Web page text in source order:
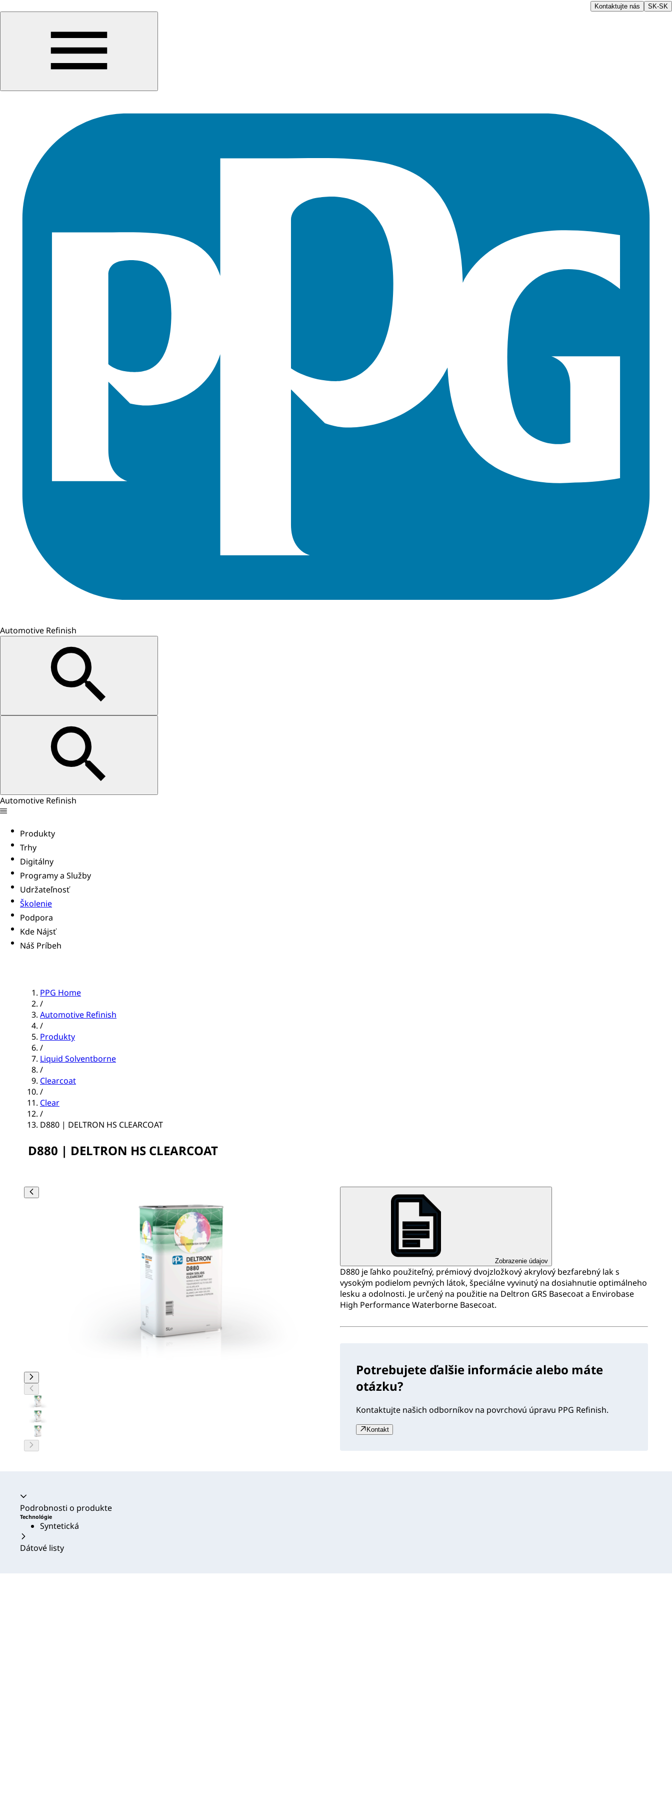
Kontaktujte nás SK-SK
Automotive Refinish
Automotive Refinish
Produkty
Trhy
Digitálny
Programy a Služby
Udržateľnosť
Školenie
Podpora
Kde Nájsť
Náš Príbeh
PPG Home
/
Automotive Refinish
/
Produkty
/
Liquid Solventborne
/
Clearcoat
/
Clear
/
D880 | DELTRON HS CLEARCOAT
D880 | DELTRON HS CLEARCOAT
Zobrazenie údajov
D880 je ľahko použiteľný, prémiový dvojzložkový akrylový bezfarebný lak s
vysokým podielom pevných látok, špeciálne vyvinutý na dosiahnutie optimálneho
lesku a odolnosti. Je určený na použitie na Deltron GRS Basecoat a Envirobase
High Performance Waterborne Basecoat.
Potrebujete ďalšie informácie alebo máte
otázku?
Kontaktujte našich odborníkov na povrchovú úpravu PPG Refinish.
Kontakt
Akordeón sa zrútil
Podrobnosti o produkte
Technológie
Syntetická
Dátové listy